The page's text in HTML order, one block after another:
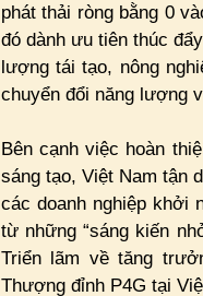
phát thải ròng bằng 0
đó dành ưu tiên thúc
lượng tái tạo, nông
chuyển đổi năng lượng
Bên cạnh việc hoàn
sáng tạo, Việt Nam tận
các doanh nghiệp khởi
từ những “sáng kiến
Triển lãm về tăng
Thượng đỉnh P4G tại